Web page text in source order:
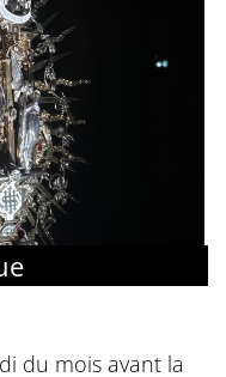
du mois avant la